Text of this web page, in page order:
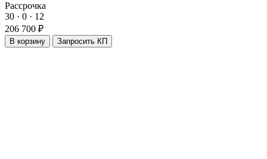
Рассрочка
30 · 0 · 12
206 700 ₽
В корзину Запросить КП